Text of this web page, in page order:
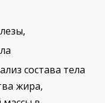
состава тела
жира,